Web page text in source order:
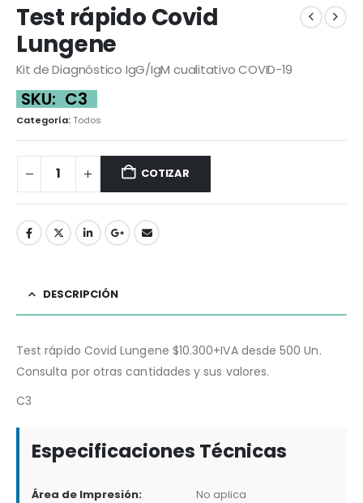
Test rápido Covid
Lungene
Kit de Diagnóstico IgG/IgM cualitativo COVID-19
SKU: C3
Categoría:Todos
COTIZAR
DESCRIPCIÓN
Test rápido Covid Lungene $10.300+IVA desde 500 Un.
Consulta por otras cantidades y sus valores.
C3
Especificaciones Técnicas
Área de Impresión: No aplica